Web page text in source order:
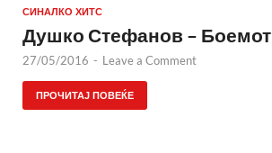
СИНАЛКО ХИТС
Душко Стефанов – Боемот
27/05/2016 - Leave a Comment
ПРОЧИТАЈ ПОВЕЌЕ